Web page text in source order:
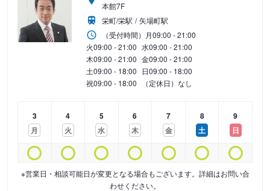
本館7F
栄町/栄駅
矢場町駅
（受付時間） 月09:00 - 21:00
火09:00 - 21:00 水09:00 - 21:00
木09:00 - 21:00 金09:00 - 21:00
土09:00 - 18:00 日09:00 - 18:00
祝09:00 - 18:00 （定休日）なし
3
月
4
火
5
水
6
木
7
金
8
土
9
日
※営業日・相談可能日が変更となる場合もございます。詳細はお問い合
わせください。